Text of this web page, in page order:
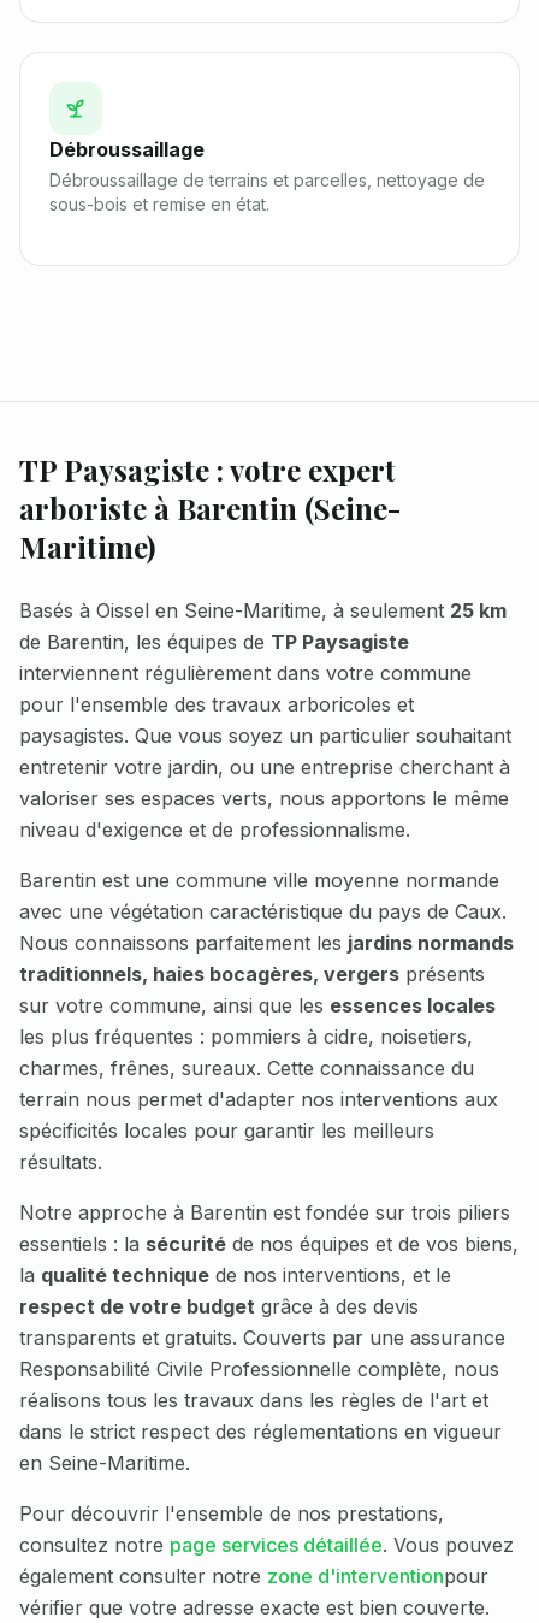
Débroussaillage
Débroussaillage de terrains et parcelles, nettoyage de
sous-bois et remise en état.
TP Paysagiste : votre expert
arboriste à Barentin (Seine-
Maritime)
Basés à Oissel en Seine-Maritime, à seulement 25 km
de Barentin, les équipes de TP Paysagiste
interviennent régulièrement dans votre commune
pour l'ensemble des travaux arboricoles et
paysagistes. Que vous soyez un particulier souhaitant
entretenir votre jardin, ou une entreprise cherchant à
valoriser ses espaces verts, nous apportons le même
niveau d'exigence et de professionnalisme.
Barentin est une commune ville moyenne normande
avec une végétation caractéristique du pays de Caux.
Nous connaissons parfaitement les jardins normands
traditionnels, haies bocagères, vergers présents
sur votre commune, ainsi que les essences locales
les plus fréquentes : pommiers à cidre, noisetiers,
charmes, frênes, sureaux. Cette connaissance du
terrain nous permet d'adapter nos interventions aux
spécificités locales pour garantir les meilleurs
résultats.
Notre approche à Barentin est fondée sur trois piliers
essentiels : la sécurité de nos équipes et de vos biens,
la qualité technique de nos interventions, et le
respect de votre budget grâce à des devis
transparents et gratuits. Couverts par une assurance
Responsabilité Civile Professionnelle complète, nous
réalisons tous les travaux dans les règles de l'art et
dans le strict respect des réglementations en vigueur
en Seine-Maritime.
Pour découvrir l'ensemble de nos prestations,
consultez notre page services détaillée. Vous pouvez
également consulter notre zone d'interventionpour
vérifier que votre adresse exacte est bien couverte.